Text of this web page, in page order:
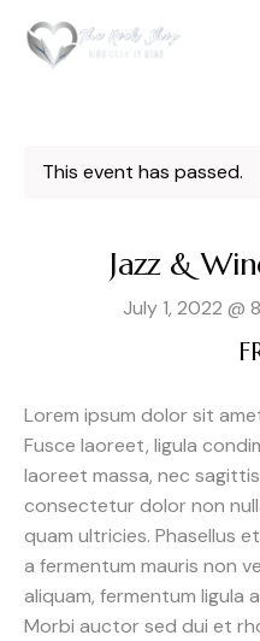
This event has passed.
Jazz &
July 1, 2022 @
Lorem ipsum dolor sit
Fusce laoreet, ligula
laoreet massa, nec
consectetur dolor non
quam ultricies. Phasellus
a fermentum mauris non
aliquam, fermentum ligula
Morbi auctor sed dui et